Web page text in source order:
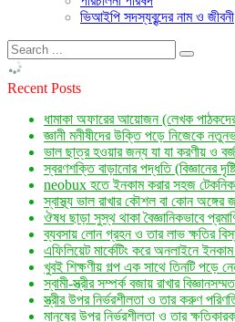
ভিআইপি সদস্যবৃন্দের নাম ও জীবনী
Recent Posts
ধামাকা অফারের আয়োজন (লেখক
জ্ঞানী মনীষীদের উক্তি পড়ে নিজেকে
ভাল ছাত্র হওয়ার জন্য যা যা করণীয় ও
স্বরণশক্তি বাড়ানোর পদ্ধতি (বিজ্ঞানের
neobux হতে ইনকাম করার সহজ টেকনিক
স্বাস্থ্য ভাল রাখার কৌশল বা কোন
ঔষধ ছাড়া সুস্থ থাকা বৈজ্ঞানিকভাবে
ব্যবসায় লোন গ্রহন ও তার লাভ ক্ষতির
এফিলিয়েট মার্কেটিং করে অনলাইনে
খুবই শিক্ষণীয় গল্প এক সাথে তিনটি পড়ে
স্বামী-স্ত্রীর সম্পর্ক বজায় রাখার
স্ত্রীর উপর নির্ভরশীলতা ও তার করুণ
মানুষের উপর নির্ভরশীলতা ও তার